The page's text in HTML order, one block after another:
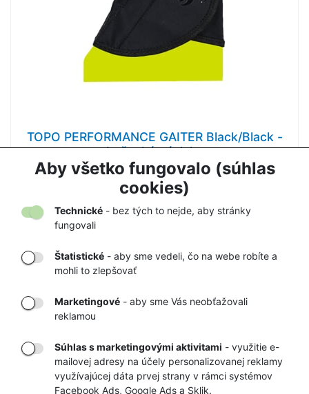
Aby všetko fungovalo (súhlas
cookies)
Technické - bez tých to nejde, aby stránky
fungovali
Štatistické - aby sme vedeli, čo na webe robíte a
mohli to zlepšovať
Marketingové - aby sme Vás neobťažovali
reklamou
Súhlas s marketingovými aktivitami - využitie e-
mailovej adresy na účely personalizovanej reklamy
využívajúcej dáta prvej strany v rámci systémov
Facebook Ads, Google Ads a Sklik.
TOPO PERFORMANCE GAITER Black/Black -
bežecké návleky
33,30 € 35,00 €
TOVARU AŽ K
VÁM DOMOV
OBCHOD
RÝCHLE
GARANCIA